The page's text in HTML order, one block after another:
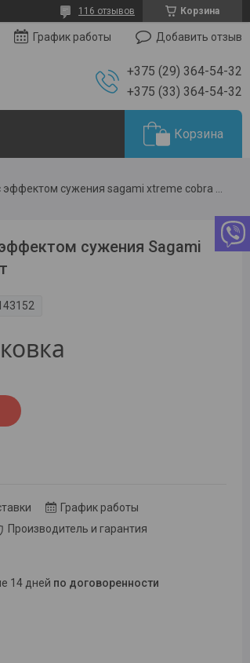
Корзина
116 отзывов
График работы Добавить отзыв
+375 (29) 364-54-32
+375 (33) 364-54-32
Корзина
Презервативы с эффектом сужения sagami xtreme cobra 3 шт
сужения Sagami
График работы
Производитель и гарантия
14 дней по договоренности